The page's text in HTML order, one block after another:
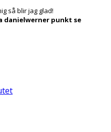
så blir jag glad!
danielwerner punkt se